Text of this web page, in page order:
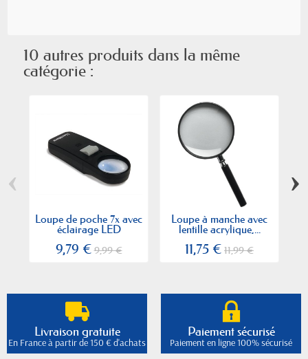
10 autres produits dans la même
catégorie :
Loupe de poche 7x avec
éclairage LED
9,79 €9,99 €
Loupe à manche avec
lentille acrylique,...
11,75 € 11,99 €
‹ ›
Livraison gratuite
En France à partir de 150 € d'achats
Paiement sécurisé
Paiement en ligne 100% sécurisé